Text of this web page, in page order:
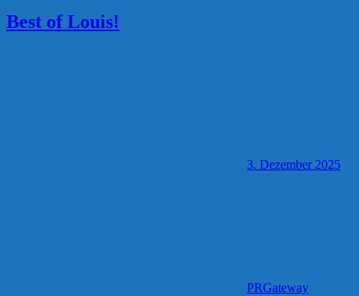
Best of Louis!
3. Dezember 2025
PRGateway